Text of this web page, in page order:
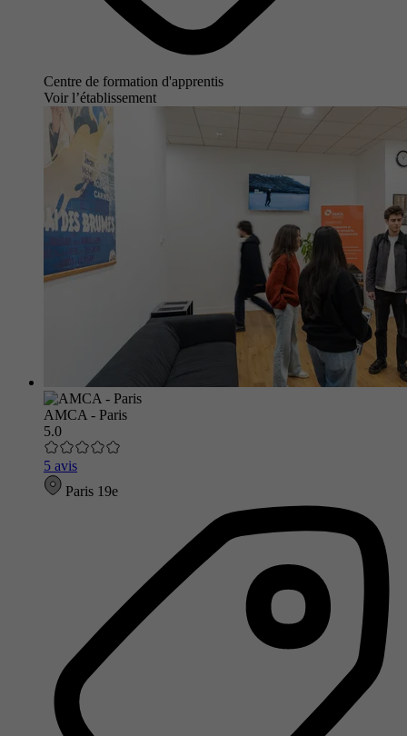
Centre de formation d'apprentis
Voir l’établissement
AMCA - Paris
5.0
5 avis
Paris 19e